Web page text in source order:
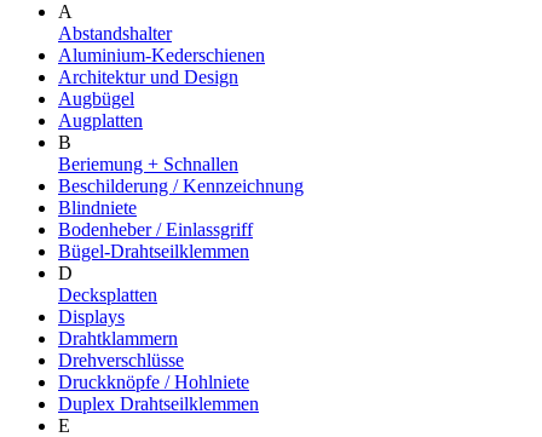
A
Abstandshalter
Aluminium-Kederschienen
Architektur und Design
Augbügel
Augplatten
B
Beriemung + Schnallen
Beschilderung / Kennzeichnung
Blindniete
Bodenheber / Einlassgriff
Bügel-Drahtseilklemmen
D
Decksplatten
Displays
Drahtklammern
Drehverschlüsse
Druckknöpfe / Hohlniete
Duplex Drahtseilklemmen
E